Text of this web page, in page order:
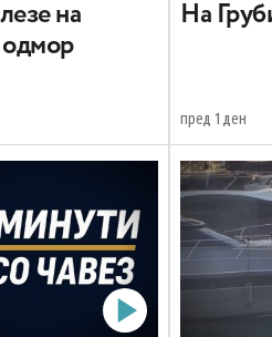
на
одмор
На
пред 1 ден